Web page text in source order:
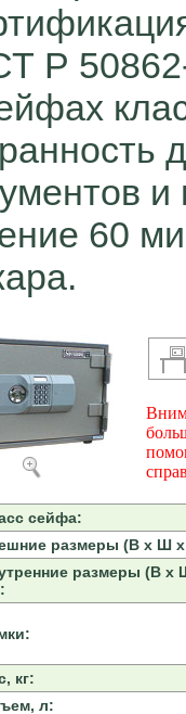
Р
и
60
сейфа:
размеры (В х Ш
размеры (В х
кг:
л: